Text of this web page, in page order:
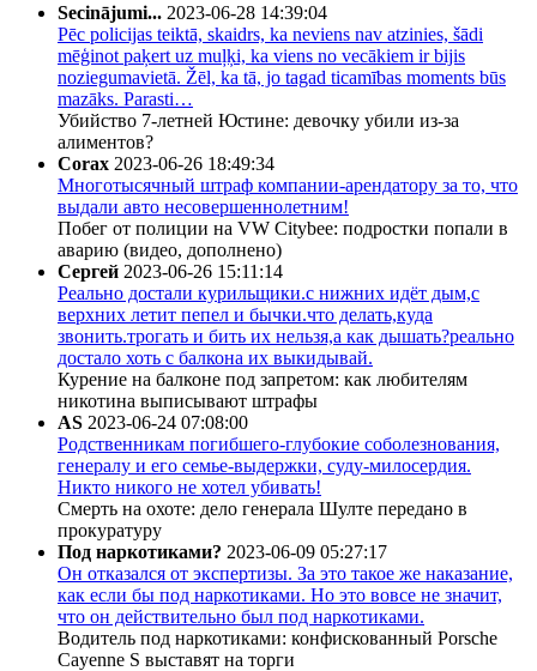
Secinājumi... 2023-06-28 14:39:04
Pēc policijas teiktā, skaidrs, ka neviens nav atzinies, šādi
mēģinot paķert uz muļķi, ka viens no vecākiem ir bijis
noziegumavietā. Žēl, ka tā, jo tagad ticamības moments būs
mazāks. Parasti…
Убийство 7-летней Юстине: девочку убили из-за
алиментов?
Corax 2023-06-26 18:49:34
Многотысячный штраф компании-арендатору за то, что
выдали авто несовершеннолетним!
Побег от полиции на VW Citybee: подростки попали в
аварию (видео, дополнено)
Сергей 2023-06-26 15:11:14
Реально достали курильщики.с нижних идёт дым,с
верхних летит пепел и бычки.что делать,куда
звонить.трогать и бить их нельзя,а как дышать?реально
достало хоть с балкона их выкидывай.
Курение на балконе под запретом: как любителям
никотина выписывают штрафы
AS 2023-06-24 07:08:00
Родственникам погибшего-глубокие соболезнования,
генералу и его семье-выдержки, суду-милосердия.
Никто никого не хотел убивать!
Смерть на охоте: дело генерала Шулте передано в
прокуратуру
Под наркотиками? 2023-06-09 05:27:17
Он отказался от экспертизы. За это такое же наказание,
как если бы под наркотиками. Но это вовсе не значит,
что он действительно был под наркотиками.
Водитель под наркотиками: конфискованный Porsche
Cayenne S выставят на торги